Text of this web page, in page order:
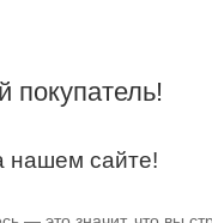
нашем сайте!